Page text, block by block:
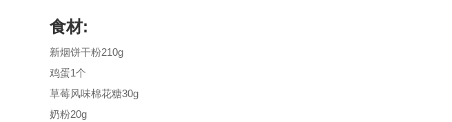
食材:
新烟饼干粉210g
鸡蛋1个
草莓风味棉花糖30g
奶粉20g